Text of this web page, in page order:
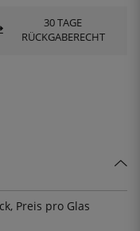
30 TAGE
RÜCKGABERECHT
Preis pro Glas